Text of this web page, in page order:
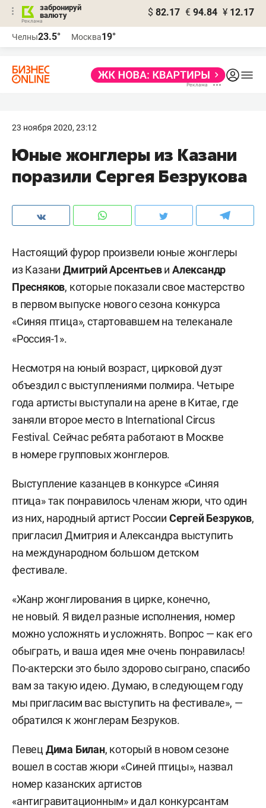
забронируй
валюту
$ 82.17 € 94.84 ¥ 12.17
Челны23.5° Москва19°
23 ноября 2020, 23:12
Юные жонглеры из Казани
поразили Сергея Безрукова
Настоящий фурор произвели юные жонглеры
из КазаниДмитрий АрсентьевиАлександр
Пресняков, которые показали свое мастерство
в первом выпуске нового сезона конкурса
«Синяя птица», стартовавшем на телеканале
«Россия-1».
Несмотря на юный возраст, цирковой дуэт
объездил с выступлениями полмира. Четыре
года артисты выступали на арене в Китае, где
заняли второе место в International Circus
Festival. Сейчас ребята работают в Москве
в номере групповых жонглеров.
Выступление казанцев в конкурсе «Синяя
птица» так понравилось членам жюри, что один
из них, народный артист России Сергей Безруков,
пригласил Дмитрия и Александра выступить
на международном большом детском
фестивале.
«Жанр жонглирования в цирке, конечно,
не новый. Я видел разные исполнения, номер
можно усложнять и усложнять. Вопрос — как его
обыграть, и ваша идея мне очень понравилась!
По-актерски это было здорово сыграно, спасибо
вам за такую идею. Думаю, в следующем году
мы пригласим вас выступить на фестивале», —
обратился к жонглерам Безруков.
Певец Дима Билан, который в новом сезоне
вошел в состав жюри «Синей птицы», назвал
номер казанских артистов
«антигравитационным» и дал конкурсантам